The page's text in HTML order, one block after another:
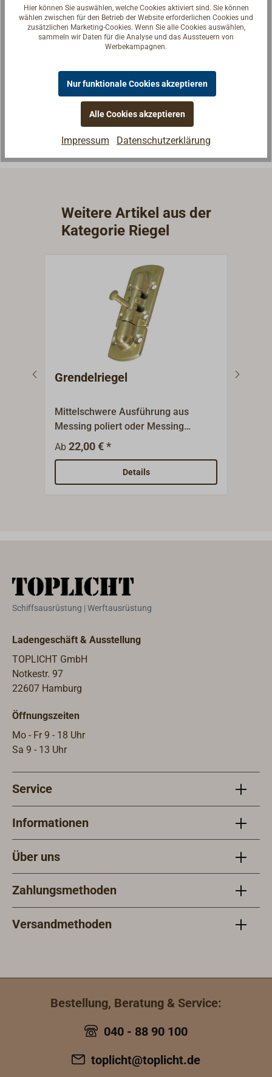
Fragen zum Artikel?
Seglerinnen. Wir verstehen Ihre Fragen und geben die
passende Antwort.
Experten kontaktieren
Weitere Artikel aus der
Kategorie Riegel
Grendelriegel
Mittelschwere Ausführung aus
Messing poliert oder Messing
verchromt.Geschlossen
Riegelführung.Lieferung komplett
Ab22,00 € *
Details
Schiffsausrüstung | Werftausrüstung
Ladengeschäft & Ausstellung
TOPLICHT GmbH
Notkestr. 97
22607 Hamburg
Öffnungszeiten
Mo - Fr 9 - 18 Uhr
Sa 9 - 13 Uhr
Service
Informationen
Über uns
Zahlungsmethoden
Versandmethoden
Bestellung, Beratung & Service:
040 - 88 90 100
toplicht@toplicht.de
Hier können Sie auswählen, welche Cookies aktiviert sind. Sie können
wählen zwischen für den Betrieb der Website erforderlichen Cookies und
zusätzlichen Marketing-Cookies. Wenn Sie alle Cookies auswählen,
sammeln wir Daten für die Analyse und das Aussteuern von
Werbekampagnen.
Nur funktionale Cookies akzeptieren
Alle Cookies akzeptieren
Impressum Datenschutzerklärung